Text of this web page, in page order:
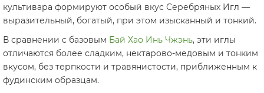
культивара формируют особый вкус Серебряных Игл —
выразительный, богатый, при этом изысканный и тонкий.
В сравнении с базовым Бай Хао Инь Чжэнь, эти иглы
отличаются более сладким, нектарово-медовым и тонким
вкусом, без терпкости и травянистости, приближенным к
фудинским образцам.